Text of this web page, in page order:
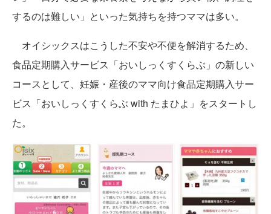
するのは難しい」といった気持ちを持つママは多い。
オイシックスはこうした不安や不便を解消するため、
食品定期購入サービス「おいしっくすくらぶ」の新しい
コースとして、妊娠・産後のママ向け食品定期購入サー
ビス「おいしっくすくらぶ with たまひよ」をスタートし
た。